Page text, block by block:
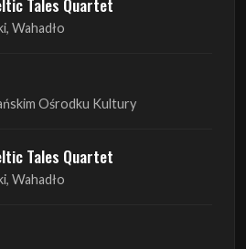
Ośrodku Kultury
Tales Quartet
Wahadło